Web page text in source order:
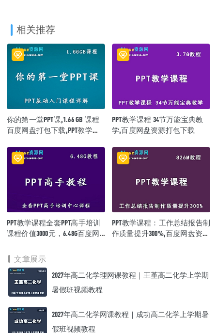
相关推荐
你的第一堂PPT课,1.66 GB 课程
百度网盘打包下载,PPT教学课
PPT教学课程 34节万能宝典教
学,百度网盘资源打包下载
PPT教学课程全套PPT高手培训
课程价值3000元，6.48G百度网
PPT教学课程：工作总结报告制
作质量提升300%,百度网盘资源
文章展示
2027年高二化学理网课教程｜王堇高二化学上学期
暑假班视频教程
2027年高二化学网课教程｜成功高二化学上学期暑
假班视频教程